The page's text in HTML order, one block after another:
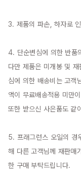
3. 제품의 파손, 하자로
4. 단순변심에 의한 반품
다만 제품은 미개봉 및
심에 의한 배송비는 고객
액이 무료배송적용 미만
또한 받으신 사은품도 같
5. 프래그런스 오일의 경
해 다른 고객님께 재판매
한 구매 부탁드립니다.